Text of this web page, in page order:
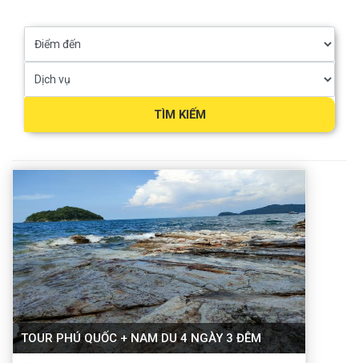
TÌM KIẾM
TOUR PHÚ QUỐC + NAM DU 4 NGÀY 3 ĐÊM